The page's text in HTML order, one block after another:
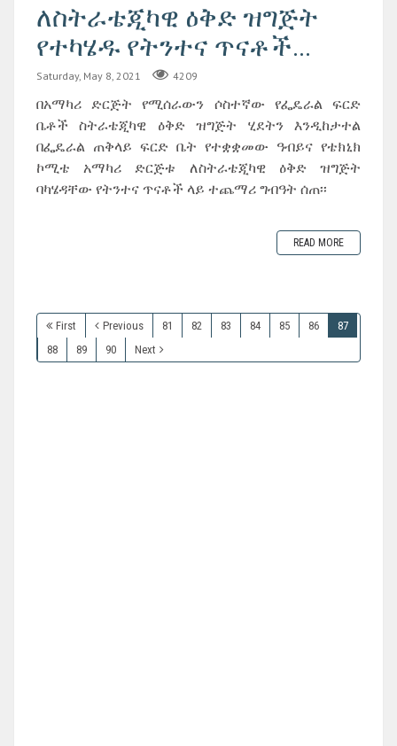
ለስትራቴጂካዊ ዕቅድ ዝግጅት
የተካሄዱ የትንተና ጥናቶች...
Saturday, May 8, 2021 4209
በአማካሪ ድርጅት የሚሰራውን ሶስተኛው የፌዴራል ፍርድ
ቤቶች ስትራቴጂካዊ ዕቅድ ዝግጅት ሂደትን እንዲከታተል
በፌዴራል ጠቅላይ ፍርድ ቤት የተቋቋመው ዓብይና የቴክኒክ
ኮሚቴ አማካሪ ድርጅቱ ለስትራቴጂካዊ ዕቅድ ዝግጅት
ባካሄዳቸው የትንተና ጥናቶች ላይ ተጨማሪ ግብዓት ሰጠ፡፡
READ MORE
First Previous 81 82 83 84 85 86
87
88
89 90 Next